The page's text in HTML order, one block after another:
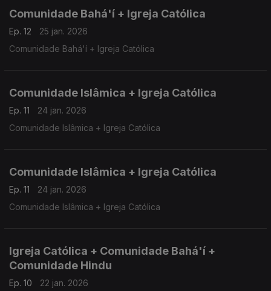
Comunidade Bahá'í + Igreja Católica
Ep. 12
25 jan. 2026
Comunidade Bahá'í + Igreja Católica
Comunidade Islâmica + Igreja Católica
Ep. 11
24 jan. 2026
Comunidade Islâmica + Igreja Católica
Comunidade Islâmica + Igreja Católica
Ep. 11
24 jan. 2026
Comunidade Islâmica + Igreja Católica
Igreja Católica + Comunidade Bahá'í +
Comunidade Hindu
Ep. 10
22 jan. 2026